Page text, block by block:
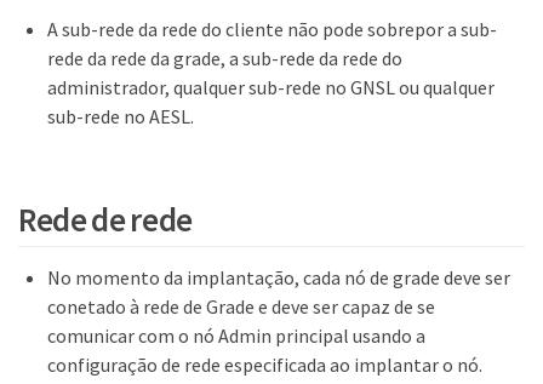
A sub-rede da rede do cliente não pode sobrepor a sub-
rede da rede da grade, a sub-rede da rede do
administrador, qualquer sub-rede no GNSL ou qualquer
sub-rede no AESL.
Rede de rede
No momento da implantação, cada nó de grade deve ser
conetado à rede de Grade e deve ser capaz de se
comunicar com o nó Admin principal usando a
configuração de rede especificada ao implantar o nó.